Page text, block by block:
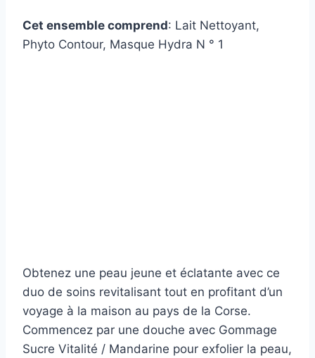
Cet ensemble comprend: Lait Nettoyant,
Phyto Contour, Masque Hydra N ° 1
Obtenez une peau jeune et éclatante avec ce
duo de soins revitalisant tout en profitant d’un
voyage à la maison au pays de la Corse.
Commencez par une douche avec Gommage
Sucre Vitalité / Mandarine pour exfolier la peau,